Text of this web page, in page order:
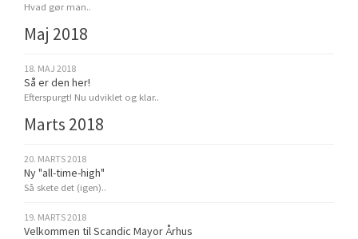
Hvad gør man..
Maj 2018
18. MAJ 2018
Så er den her!
Efterspurgt! Nu udviklet og klar..
Marts 2018
20. MARTS 2018
Ny "all-time-high"
Så skete det (igen)..
19. MARTS 2018
Velkommen til Scandic Mayor Århus